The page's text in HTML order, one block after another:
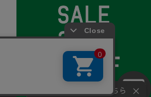
© 2007-2026 A-net Inc.
お問い合わせはこちら